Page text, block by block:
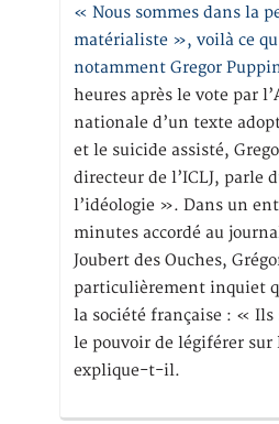
« Nous sommes dans la
matérialiste », voilà ce
notamment Gregor
heures après le vote par
nationale d’un texte
et le suicide assisté,
directeur de l’ICLJ, parle
l’idéologie ». Dans un
minutes accordé au
Joubert des Ouches,
particulièrement inquiet
la société française : « Ils
le pouvoir de légiférer
explique-t-il.